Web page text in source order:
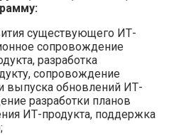
существующего ИТ-
сопровождение
разработка
сопровождение
выпуска обновлений ИТ-
разработки планов
ИТ-продукта, поддержка